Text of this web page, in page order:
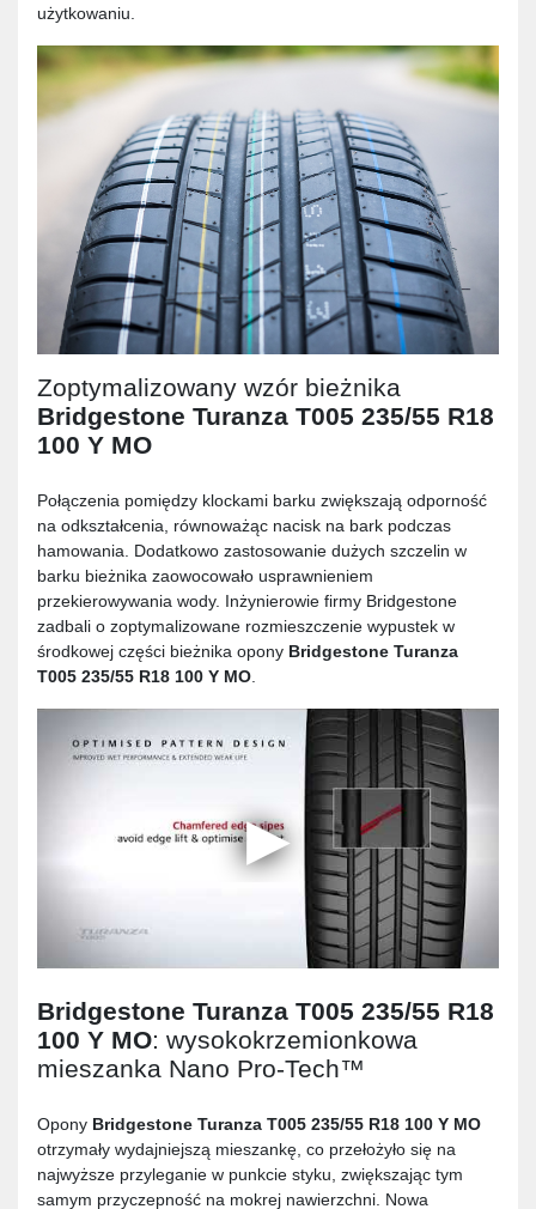
użytkowaniu.
Zoptymalizowany wzór bieżnika
Bridgestone Turanza T005 235/55 R18
100 Y MO
Połączenia pomiędzy klockami barku zwiększają odporność
na odkształcenia, równoważąc nacisk na bark podczas
hamowania. Dodatkowo zastosowanie dużych szczelin w
barku bieżnika zaowocowało usprawnieniem
przekierowywania wody. Inżynierowie firmy Bridgestone
zadbali o zoptymalizowane rozmieszczenie wypustek w
środkowej części bieżnika opony Bridgestone Turanza
T005 235/55 R18 100 Y MO
Bridgestone Turanza T005 235/55 R18
100 Y MO: wysokokrzemionkowa
mieszanka Nano Pro-Tech™
Opony Bridgestone Turanza T005 235/55 R18 100 Y MO
otrzymały wydajniejszą mieszankę, co przełożyło się na
najwyższe przyleganie w punkcie styku, zwiększając tym
samym przyczepność na mokrej nawierzchni. Nowa